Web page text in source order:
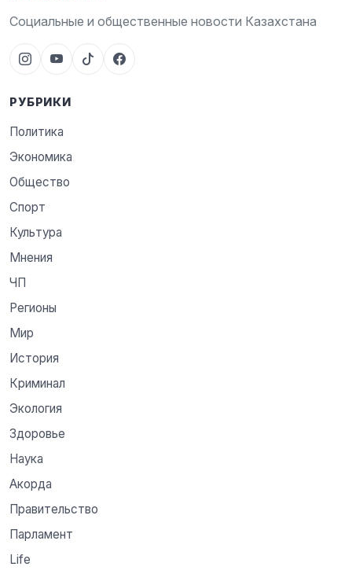
Социальные и общественные новости Казахстана
РУБРИКИ
Политика
Экономика
Общество
Спорт
Культура
Мнения
ЧП
Регионы
Мир
История
Криминал
Экология
Здоровье
Наука
Акорда
Правительство
Парламент
Life